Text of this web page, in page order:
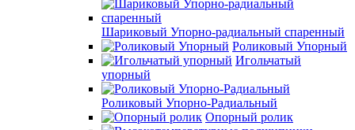
Шариковый Упорно-радиальный спаренный
Роликовый Упорный
Игольчатый
упорный
Роликовый Упорно-Радиальный
Опорный ролик